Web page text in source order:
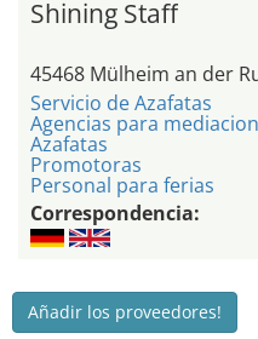
Shining Staff
45468 Mülheim an der
Servicio de Azafatas
Agencias para
Azafatas
Promotoras
Personal para ferias
Correspondencia:
Añadir los proveedores!